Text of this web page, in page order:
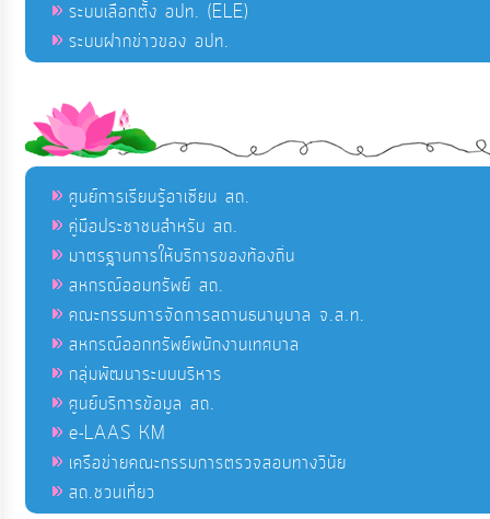
ระบบเลือกตั้ง อปท. (ELE)
ระบบฝากข่าวของ อปท.
ศูนย์การเรียนรู้อาเซียน สถ.
คู่มือประชาชนสำหรับ สถ.
มาตรฐานการให้บริการของท้องถิ่น
สหกรณ์ออมทรัพย์ สถ.
คณะกรรมการจัดการสถานธนานุบาล จ.ส.ท.
สหกรณ์ออกทรัพย์พนักงานเทศบาล
กลุ่มพัฒนาระบบบริหาร
ศูนย์บริการข้อมูล สถ.
e-LAAS KM
เครือข่ายคณะกรรมการตรวจสอบทางวินัย
สถ.ชวนเที่ยว